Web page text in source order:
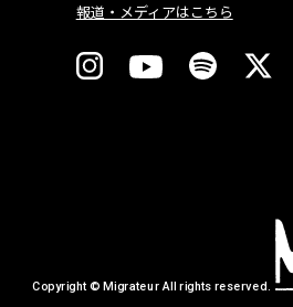
報道・メディアはこちら
Copyright © Migrateur All rights reserved.